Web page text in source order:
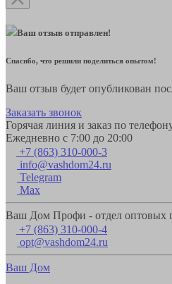
Ваш отзыв отправлен!
Спасибо, что решили поделиться опытом!
Ваш отзыв будет опубликован
Заказать звонок
Горячая линия и заказ по
Ежедневно с 7:00 до 20:00
+7 (863) 310-000-3
info@vashdom24.ru
Telegram
Max
Ваш Дом Профи - отдел оптовых
+7 (863) 310-000-4
opt@vashdom24.ru
Ваш Дом